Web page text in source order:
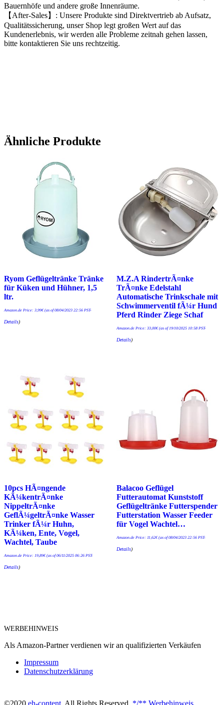
Bauernhöfe und andere große Innenräume.
【After-Sales】: Unsere Produkte sind Direktvertrieb ab Aufsatz,
Qualitätssicherung, unser Shop legt großen Wert auf das
Kundenerlebnis, wir werden alle Probleme zeitnah gehen lassen,
bitte kontaktieren Sie uns rechtzeitig.
Ähnliche Produkte
Ryom Geflügeltränke Tränke
für Küken und Hühner, 1,5
ltr.
Amazon.de Price: 3,99€(as of 08/04/2023 22:56 PST-
Details)
M.Z.A RindertrÃ¤nke
TrÃ¤nke Edelstahl
Automatische Trinkschale mit
Schwimmerventil fÃ¼r Hund
Pferd Rinder Ziege Schaf
Amazon.de Price: 33,00€(as of 19/10/2025 10:58 PST-
Details)
10pcs HÃ¤ngende
KÃ¼kentrÃ¤nke
NippeltrÃ¤nke
GeflÃ¼geltrÃ¤nke Wasser
Trinker fÃ¼r Huhn,
KÃ¼ken, Ente, Vogel,
Wachtel, Taube
Amazon.de Price: 19,89€(as of 06/11/2025 06:26 PST-
Details)
Balacoo Geflügel
Futterautomat Kunststoff
Geflügeltränke Futterspender
Futterstation Wasser Feeder
für Vogel Wachtel…
Amazon.de Price: 11,62€(as of 08/04/2023 22:56 PST-
Details)
WERBEHINWEIS
Als Amazon-Partner verdienen wir an qualifizierten Verkäufen
Impressum
Datenschutzerklärung